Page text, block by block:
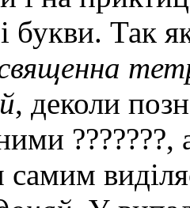
букви. Так
, деколи
???????,
самим